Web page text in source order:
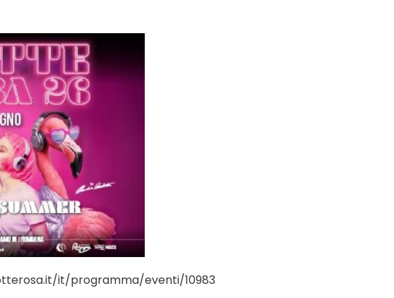
it/programma/eventi/10983